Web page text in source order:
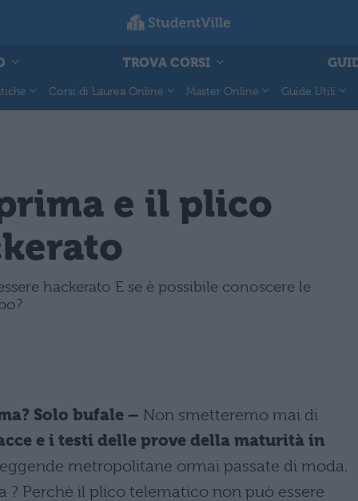
TROVA CORSI
Corsi di Laurea Online Master Online Guide Utili
e il plico
hackerato E se è possibile conoscere le
Solo bufale – Non smetteremo mai di
e i testi delle prove della maturità in
metropolitane ormai passate di moda.
? Perchè il plico telematico non può essere